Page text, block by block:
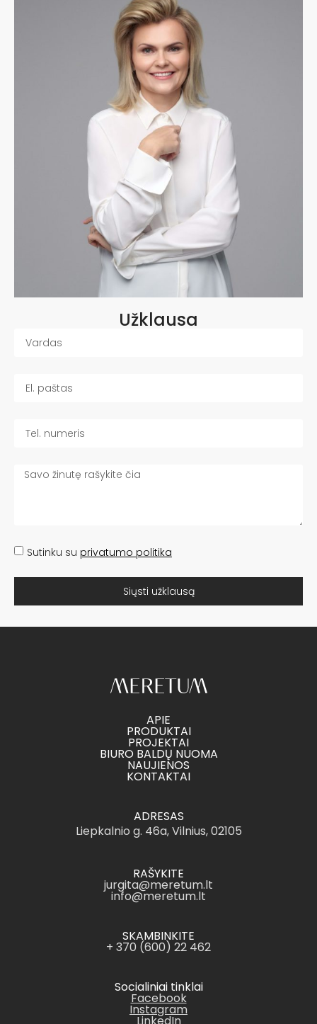
Užklausa
Sutinku su privatumo politika
Siųsti užklausą
APIE
PRODUKTAI
PROJEKTAI
BIURO BALDŲ NUOMA
NAUJIENOS
KONTAKTAI
ADRESAS
Liepkalnio g. 46a, Vilnius, 02105
RAŠYKITE
jurgita@meretum.lt
info@meretum.lt
SKAMBINKITE
+ 370 (600) 22 462
Socialiniai tinklai
Facebook
Instagram